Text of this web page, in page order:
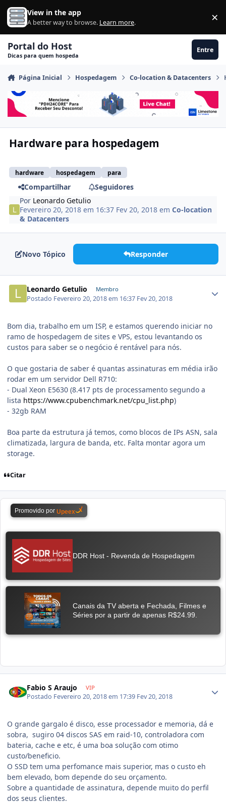
Ir para conteúdo
View in the app
A better way to browse. Learn more. ×
Portal do Host
Dicas para quem hospeda
Entre
Página Inicial Hospedagem Co-location & Datacenters
Hardware para hospedagem
hardware hospedagem para
Compartilhar
Seguidores
Por Leonardo Getulio
Fevereiro 20, 2018 em 16:37 Fev 20, 2018 emCo-location
& Datacenters
Novo Tópico Responder
Leonardo Getulio Membro
Postado Fevereiro 20, 2018 em 16:37 Fev 20, 2018
Bom dia, trabalho em um ISP, e estamos querendo iniciar no
ramo de hospedagem de sites e VPS, estou levantando os
custos para saber se o negócio é rentável para nós.
O que gostaria de saber é quantas assinaturas em média irão
rodar em um servidor Dell R710:
- Dual Xeon E5630 (8.417 pts de processamento segundo a
lista https://www.cpubenchmark.net/cpu_list.php)
- 32gb RAM
Boa parte da estrutura já temos, como blocos de IPs ASN, sala
climatizada, largura de banda, etc. Falta montar agora um
storage.
Citar
Fabio S Araujo VIP
Postado Fevereiro 20, 2018 em 17:39 Fev 20, 2018
O grande gargalo é disco, esse processador e memoria, dá e
sobra, sugiro 04 discos SAS em raid-10, controladora com
bateria, cache e etc, é uma boa solução com otimo
custo/beneficio.
O SSD tem uma perfomance mais superior, mas o custo eh
bem elevado, bom depende do seu orçamento.
Sobre a quantidade de assinatura, depende muito do perfil
dos seus clientes.